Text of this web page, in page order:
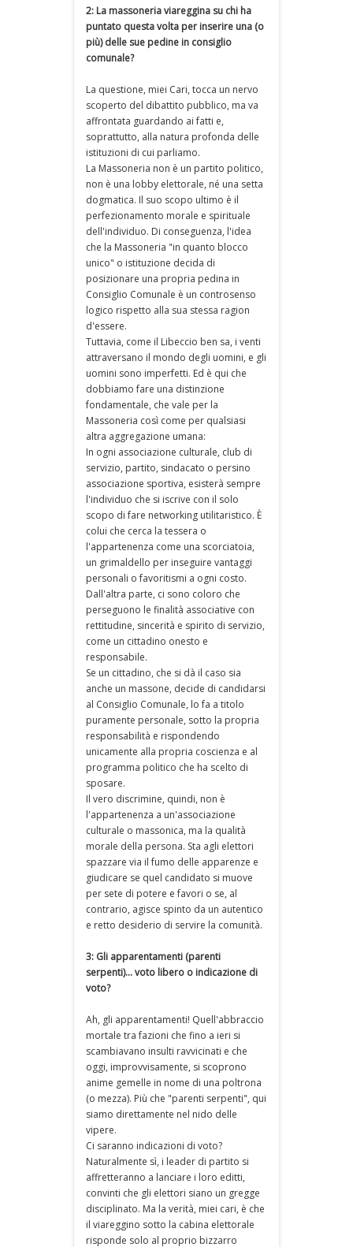
2: La massoneria viareggina su chi ha
puntato questa volta per inserire una (o
più) delle sue pedine in consiglio
comunale?
La questione, miei Cari, tocca un nervo
scoperto del dibattito pubblico, ma va
affrontata guardando ai fatti e,
soprattutto, alla natura profonda delle
istituzioni di cui parliamo.
La Massoneria non è un partito politico,
non è una lobby elettorale, né una setta
dogmatica. Il suo scopo ultimo è il
perfezionamento morale e spirituale
dell'individuo. Di conseguenza, l'idea
che la Massoneria "in quanto blocco
unico" o istituzione decida di
posizionare una propria pedina in
Consiglio Comunale è un controsenso
logico rispetto alla sua stessa ragion
d'essere.
Tuttavia, come il Libeccio ben sa, i venti
attraversano il mondo degli uomini, e gli
uomini sono imperfetti. Ed è qui che
dobbiamo fare una distinzione
fondamentale, che vale per la
Massoneria così come per qualsiasi
altra aggregazione umana:
In ogni associazione culturale, club di
servizio, partito, sindacato o persino
associazione sportiva, esisterà sempre
l'individuo che si iscrive con il solo
scopo di fare networking utilitaristico. È
colui che cerca la tessera o
l'appartenenza come una scorciatoia,
un grimaldello per inseguire vantaggi
personali o favoritismi a ogni costo.
Dall'altra parte, ci sono coloro che
perseguono le finalità associative con
rettitudine, sincerità e spirito di servizio,
come un cittadino onesto e
responsabile.
Se un cittadino, che si dà il caso sia
anche un massone, decide di candidarsi
al Consiglio Comunale, lo fa a titolo
puramente personale, sotto la propria
responsabilità e rispondendo
unicamente alla propria coscienza e al
programma politico che ha scelto di
sposare.
Il vero discrimine, quindi, non è
l'appartenenza a un'associazione
culturale o massonica, ma la qualità
morale della persona. Sta agli elettori
spazzare via il fumo delle apparenze e
giudicare se quel candidato si muove
per sete di potere e favori o se, al
contrario, agisce spinto da un autentico
e retto desiderio di servire la comunità.
3: Gli apparentamenti (parenti
serpenti)... voto libero o indicazione di
voto?
Ah, gli apparentamenti! Quell'abbraccio
mortale tra fazioni che fino a ieri si
scambiavano insulti ravvicinati e che
oggi, improvvisamente, si scoprono
anime gemelle in nome di una poltrona
(o mezza). Più che "parenti serpenti", qui
siamo direttamente nel nido delle
vipere.
Ci saranno indicazioni di voto?
Naturalmente sì, i leader di partito si
affretteranno a lanciare i loro editti,
convinti che gli elettori siano un gregge
disciplinato. Ma la verità, miei cari, è che
il viareggino sotto la cabina elettorale
risponde solo al proprio bizzarro